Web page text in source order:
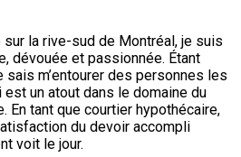
la rive-sud de Montréal, je suis
dévouée et passionnée. Étant
m’entourer des personnes les
un atout dans le domaine du
En tant que courtier hypothécaire,
du devoir accompli
voit le jour.